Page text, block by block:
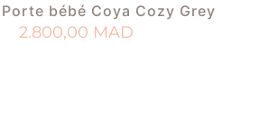
bébé Coya Cozy Grey
2.800,00 MAD